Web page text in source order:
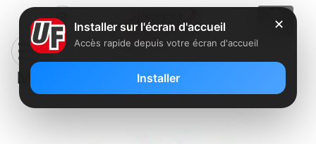
M6 mise sur un jeu interactif
✕
Installer sur l'écran d'accueil
Accès rapide depuis votre écran d'accueil
Installer